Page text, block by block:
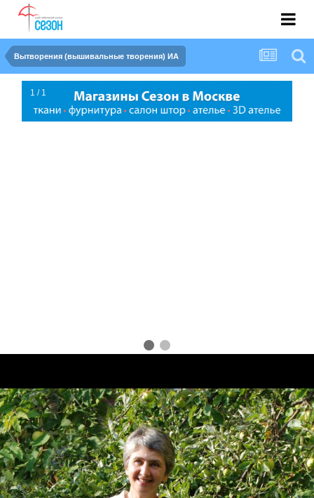
Вытворения (вышивальные творения) ИА
1 / 1